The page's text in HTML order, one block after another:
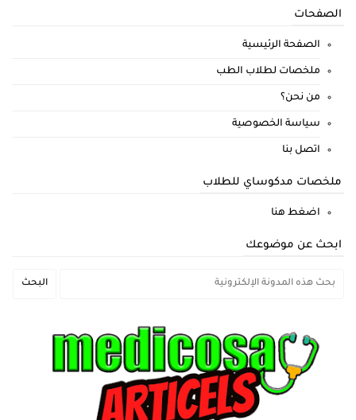
الصفحات
الصفحة الرئيسية
ملخصات لطلاب الطب
من نحن؟
سياسة الخصوصية
اتصل بنا
ملخصات مدكوساي للطلاب
اضغط هنا
ابحث عن موضوعك